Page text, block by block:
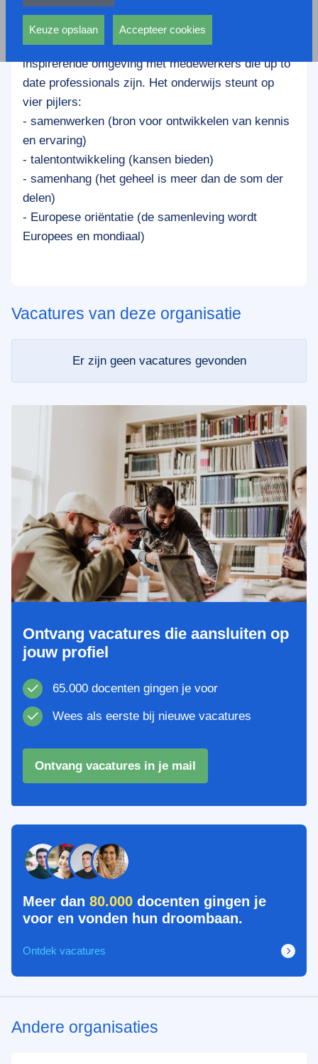
Wij willen onze leerlingen optimaal voorbereiden op
hun toekomst in een snel veranderende wereld
waarin grenzen vervagen en dit doen in een
inspirerende omgeving met medewerkers die up to
date professionals zijn. Het onderwijs steunt op
vier pijlers:
- samenwerken (bron voor ontwikkelen van kennis
en ervaring)
- talentontwikkeling (kansen bieden)
- samenhang (het geheel is meer dan de som der
delen)
- Europese oriëntatie (de samenleving wordt
Europees en mondiaal)
Vacatures van deze organisatie
Er zijn geen vacatures gevonden
Ontvang vacatures die aansluiten op
jouw profiel
65.000 docenten gingen je voor
Wees als eerste bij nieuwe vacatures
Ontvang vacatures in je mail
Meer dan 80.000 docenten gingen je
voor en vonden hun droombaan.
Ontdek vacatures
Andere organisaties
andere wordt voorkomen dat dezelfde advertentie
voortdurend verschijnt.
Keuze opslaan Accepteer cookies